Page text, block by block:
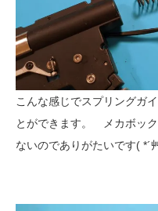
こんな感じでスプリングガ
とができます。 メカボッ
ないのでありがたいです( *´